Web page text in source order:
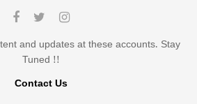
and updates at these accounts. Stay
Tuned !!
Contact Us